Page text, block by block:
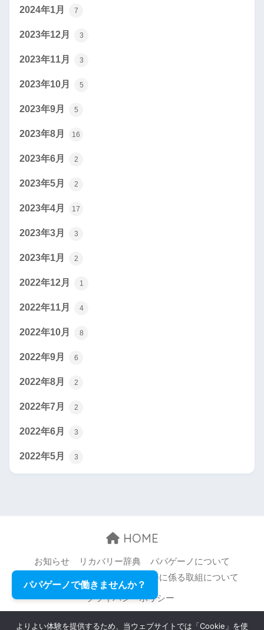
2024年1月 7
2023年12月 3
2023年11月 3
2023年10月 5
2023年9月 5
2023年8月 16
2023年6月 2
2023年5月 2
2023年4月 17
2023年3月 3
2023年1月 2
2022年12月 1
2022年11月 4
2022年10月 8
2022年9月 6
2022年8月 2
2022年7月 2
2022年6月 3
2022年5月 3
HOME
お知らせ リカバリー辞典
パパゲーノについて
職場環境等の改善に係る取組について
プライバシーポリシー
© 2026 Papageno,Inc. All rights reserved.
パパゲーノで働きませんか？
よりよい体験を提供するため、当ウェブサイトでは「Cookie」を使